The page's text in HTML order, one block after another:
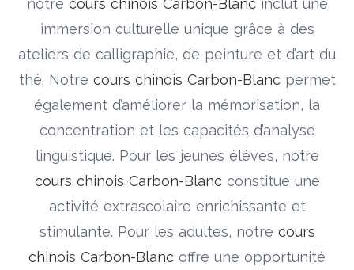
notre cours chinois Carbon-Blancinclut une
immersion culturelle unique grâce à des
ateliers de calligraphie, de peinture et d’art du
thé. Notre cours chinois Carbon-Blancpermet
également d’améliorer la mémorisation, la
concentration et les capacités d’analyse
linguistique. Pour les jeunes élèves, notre
cours chinois Carbon-Blancconstitue une
activité extrascolaire enrichissante et
stimulante. Pour les adultes, notre cours
chinois Carbon-Blanc offre une opportunité